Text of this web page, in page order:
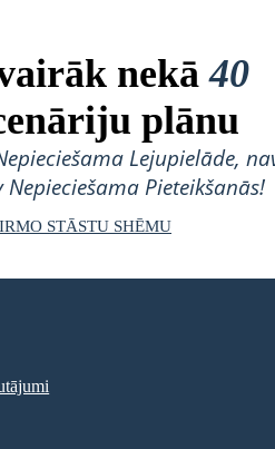
nekā40
plānu
Lejupielāde,
Pieteikšanās!
STĀSTU SHĒMU